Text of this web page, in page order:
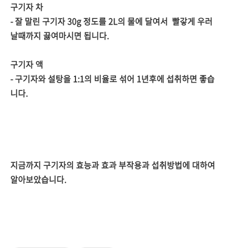
구기자 차
- 잘 말린 구기자 30g 정도를 2L의 물에 달여서 빨갛게 우러
날때까지 끓여마시면 됩니다.
구기자 액
- 구기자와 설탕을 1:1의 비율로 섞어 1년후에 섭취하면 좋습
니다.
지금까지 구기자의 효능과 효과 부작용과 섭취방법에 대하여
알아보았습니다.